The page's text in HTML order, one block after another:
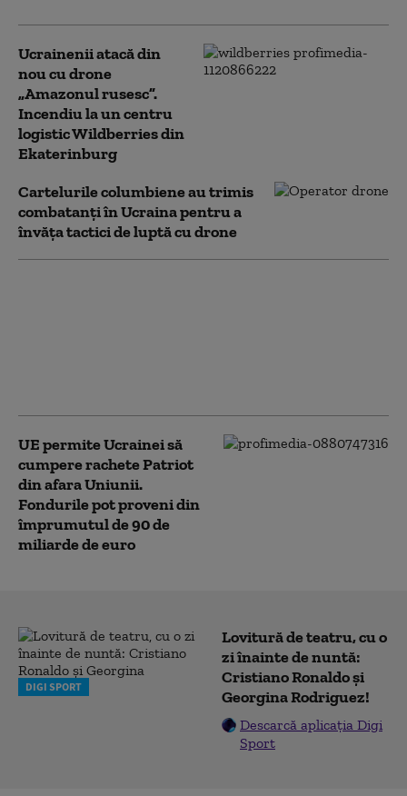
Ucrainenii atacă din
nou cu drone
„Amazonul rusesc”.
Incendiu la un centru
logistic Wildberries din
Ekaterinburg
Cartelurile columbiene au trimis
combatanți în Ucraina pentru a
învăța tactici de luptă cu drone
UE permite Ucrainei să
cumpere rachete Patriot
din afara Uniunii.
Fondurile pot proveni din
împrumutul de 90 de
miliarde de euro
DIGI SPORT
Lovitură de teatru, cu o
zi înainte de nuntă:
Cristiano Ronaldo și
Georgina Rodriguez!
Descarcă aplicația Digi
Sport